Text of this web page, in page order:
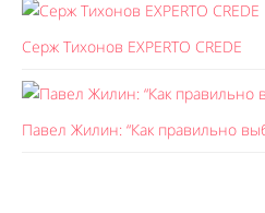
Серж Тихонов EXPERTO CREDE
Павел Жилин: “Как правильно